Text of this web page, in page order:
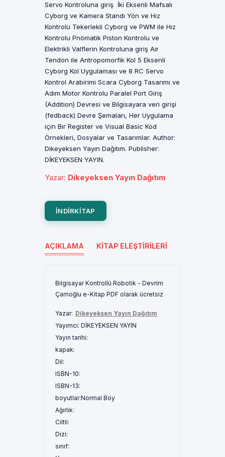
Servo Kontroluna giriş İki Eksenli Mafsalı
Cyborg ve Kamera Standı Yön ve Hız
Kontrolü Tekerlekli Cyborg ve PWM ile Hız
Kontrolu Pnömatik Piston Kontrolu ve
Elektrikli Valflerin Kontroluna giriş Air
Tendon ile Antropomorfik Kol 5 Eksenli
Cyborg Kol Uygulaması ve 8 RC Servo
Kontrol Arabirimi Scara Cyborg Tasarımı ve
Adım Motor Kontrolu Paralel Port Giriş
(Addition) Devresi ve Bilgisayara veri girişi
(fedback) Devre Şemaları, Her Uygulama
için Bir Register ve Visual Basic Kod
Örnekleri, Dosyalar ve Tasarımlar. Author:
Dikeyeksen Yayın Dağıtım. Publisher:
DİKEYEKSEN YAYIN.
Yazar: Dikeyeksen Yayın Dağıtım
INDIRKITAP
AÇIKLAMA KITAP ELEŞTIRILERI
Bilgisayar Kontrollü Robotik - Devrim
Çamoğlu e-Kitap PDF olarak ücretsiz
Yazar: Dikeyeksen Yayın Dağıtım
Yayımcı: DİKEYEKSEN YAYIN
Yayın tarihi:
kapak:
Dil:
ISBN-10:
ISBN-13:
boyutlar:Normal Boy
Ağırlık:
Ciltli:
Dizi:
sınıf: